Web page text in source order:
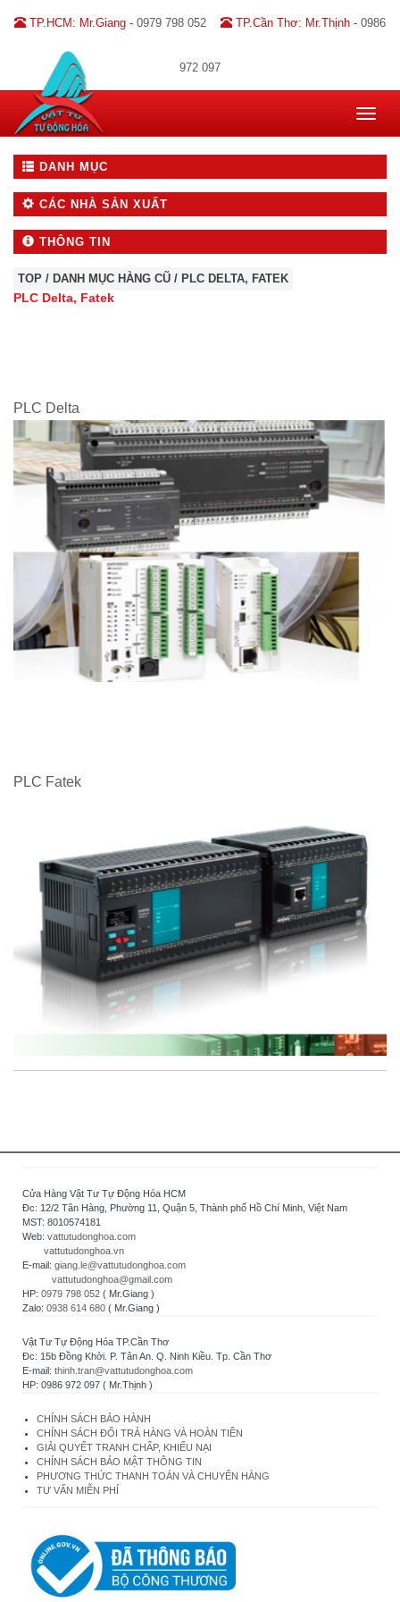
TP.HCM: Mr.Giang - 0979 798 052 TP.Cần Thơ: Mr.Thịnh - 0986
972 097
Toggle
DANH MỤC
CÁC NHÀ SẢN XUẤT
THÔNG TIN
TOP / DANH MỤC HÀNG CŨ / PLC DELTA, FATEK
PLC Delta, Fatek
PLC Delta
PLC Fatek
Cửa Hàng Vật Tư Tự Động Hóa HCM
Đc: 12/2 Tân Hàng, Phường 11, Quận 5, Thành phố Hồ Chí Minh, Việt Nam
MST: 8010574181
Web: vattutudonghoa.com
vattutudonghoa.vn
E-mail: giang.le@vattutudonghoa.com
vattutudonghoa@gmail.com
HP: 0979 798 052 ( Mr.Giang )
Zalo: 0938 614 680 ( Mr.Giang )
Vật Tư Tự Động Hóa TP.Cần Thơ
Đc: 15b Đồng Khởi. P. Tân An. Q. Ninh Kiều. Tp. Cần Thơ
E-mail: thinh.tran@vattutudonghoa.com
HP: 0986 972 097 ( Mr.Thịnh )
CHÍNH SÁCH BẢO HÀNH
CHÍNH SÁCH ĐỔI TRẢ HÀNG VÀ HOÀN TIỀN
GIẢI QUYẾT TRANH CHẤP, KHIẾU NẠI
CHÍNH SÁCH BẢO MẬT THÔNG TIN
PHƯƠNG THỨC THANH TOÁN VÀ CHUYỂN HÀNG
TƯ VẤN MIỄN PHÍ